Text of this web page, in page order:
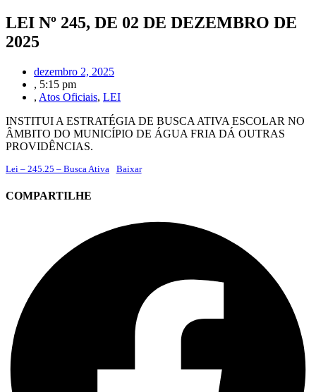
LEI Nº 245, DE 02 DE DEZEMBRO DE
2025
dezembro 2, 2025
, 5:15 pm
, Atos Oficiais, LEI
INSTITUI A ESTRATÉGIA DE BUSCA ATIVA ESCOLAR NO
ÂMBITO DO MUNICÍPIO DE ÁGUA FRIA DÁ OUTRAS
PROVIDÊNCIAS.
Lei – 245.25 – Busca Ativa Baixar
COMPARTILHE